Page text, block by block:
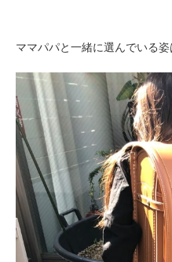
ママパパと一緒に選んでいる姿